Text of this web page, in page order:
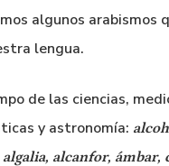
algunos arabismos
lengua.
de las ciencias,
y astronomía:
algalia, alcanfor, ámbar,